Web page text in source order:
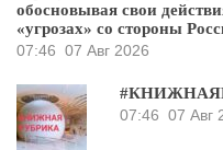
обосновывая свои
«угрозах» со стороны
07:46 07 Авг 2026
07:46 07 Авг